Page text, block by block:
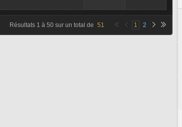
Résultats 1 à 50 sur un total de 51 1 2